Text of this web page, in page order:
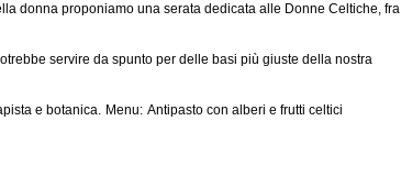
donna proponiamo una serata dedicata alle Donne Celtiche, fra
servire da spunto per delle basi più giuste della nostra
e botanica. Menu: Antipasto con alberi e frutti celtici